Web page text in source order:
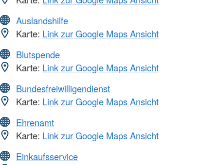
Auslandshilfe
Karte: Link zur Google Maps Ansicht
Blutspende
Karte: Link zur Google Maps Ansicht
Bundesfreiwilligendienst
Karte: Link zur Google Maps Ansicht
Ehrenamt
Karte: Link zur Google Maps Ansicht
Einkaufsservice